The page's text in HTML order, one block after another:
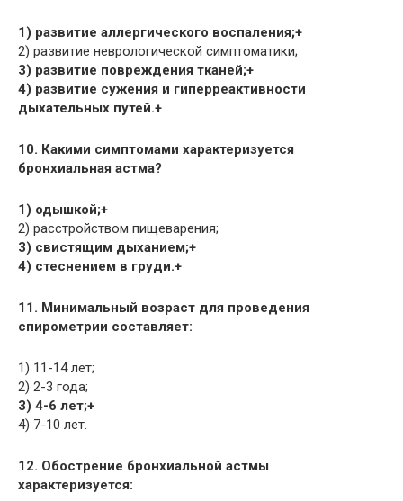
1) развитие аллергического воспаления;+
2) развитие неврологической симптоматики;
3) развитие повреждения тканей;+
4) развитие сужения и гиперреактивности
дыхательных путей.+
10. Какими симптомами характеризуется
бронхиальная астма?
1) одышкой;+
2) расстройством пищеварения;
3) свистящим дыханием;+
4) стеснением в груди.+
11. Минимальный возраст для проведения
спирометрии составляет:
1) 11-14 лет;
2) 2-3 года;
3) 4-6 лет;+
4) 7-10 лет.
12. Обострение бронхиальной астмы
характеризуется: